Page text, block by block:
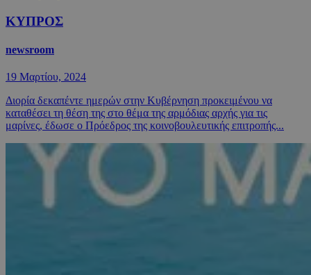
ΚΥΠΡΟΣ
newsroom
19 Μαρτίου, 2024
Διορία δεκαπέντε ημερών στην Κυβέρνηση προκειμένου να
καταθέσει τη θέση της στο θέμα της αρμόδιας αρχής για τις
μαρίνες, έδωσε ο Πρόεδρος της κοινοβουλευτικής επιτροπής...